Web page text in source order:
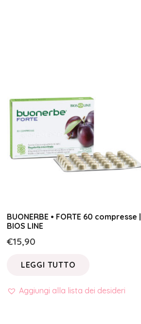
BUONERBE • FORTE 60 compresse |
BIOS LINE
€15,90
LEGGI TUTTO
Aggiungi alla lista dei desideri